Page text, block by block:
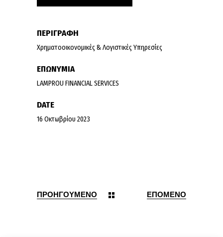
ΠΕΡΙΓΡΑΦΗ
Χρηματοοικονομικές & Λογιστικές Υπηρεσίες
ΕΠΩΝΥΜΙΑ
LAMPROU FINANCIAL SERVICES
DATE
16 Οκτωβρίου 2023
ΠΡΟΗΓΟΥΜΕΝΟ ΕΠΟΜΕΝΟ